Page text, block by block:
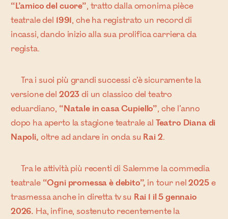
“L’amico del cuore”, tratto dalla omonima pièce
teatrale del 1991, che ha registrato un record di
incassi, dando inizio alla sua prolifica carriera da
regista.
Tra i suoi più grandi successi c’è sicuramente la
versione del 2023di un classico del teatro
eduardiano, “Natale in casa Cupiello”, che l’anno
dopo ha aperto la stagione teatrale al Teatro Diana di
Napoli, oltre ad andare in onda su Rai 2.
Tra le attività più recenti di Salemme la commedia
teatrale “Ogni promessa è debito”, in tour nel 2025 e
trasmessa anche in diretta tv su Rai 1 il 5 gennaio
2026. Ha, infine, sostenuto recentemente la